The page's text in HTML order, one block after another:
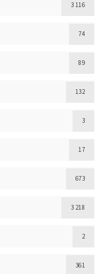
3 116
74
89
132
3
17
673
3 218
2
361